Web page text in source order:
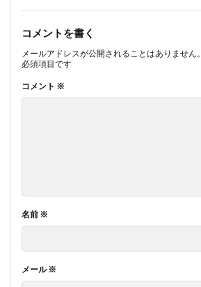
コメントを書く
メールアドレスが公開されることはありません。
必須項目です
コメント ※
名前 ※
メール※